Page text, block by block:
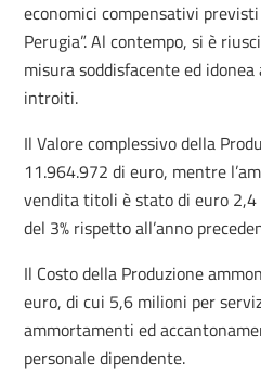
economici compensativi
Perugia”. Al contempo, si è
misura soddisfacente ed
introiti.
Il Valore complessivo della
11.964.972 di euro, mentre
vendita titoli è stato di euro
del 3% rispetto all’anno
Il Costo della Produzione
euro, di cui 5,6 milioni per
ammortamenti ed
personale dipendente.